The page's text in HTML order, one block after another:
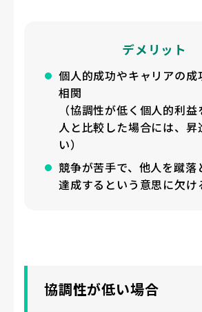
デメリット
個人的成功やキャリアの成
相関
（協調性が低く個人的利
人と比較した場合には、昇
い）
競争が苦手で、他人を蹴落
達成するという意思に欠け
協調性が低い場合